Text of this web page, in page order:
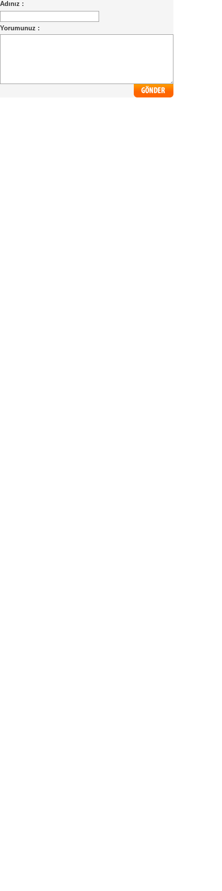
Adınız :
Yorumunuz :